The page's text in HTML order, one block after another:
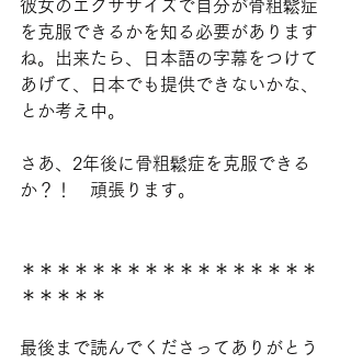
彼女のエクササイズで自分が骨粗鬆症
を克服できるかを知る必要があります
ね。出来たら、日本語の字幕をつけて
あげて、日本でも提供できないかな、
とか考え中。
さあ、2年後に骨粗鬆症を克服できる
か？！　頑張ります。
＊＊＊＊＊＊＊＊＊＊＊＊＊＊＊＊＊
＊＊＊＊＊
最後まで読んでくださってありがとう